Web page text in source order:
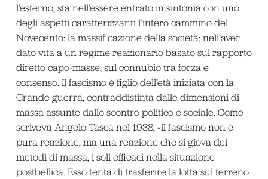
l’esterno, sta nell’essere entrato in sintonia con uno
degli aspetti caratterizzanti l’intero cammino del
Novecento: la massificazione della società; nell’aver
dato vita a un regime reazionario basato sul rapporto
diretto capo-masse, sul connubio tra forza e
consenso. Il fascismo è figlio dell’età iniziata con la
Grande guerra, contraddistinta dalle dimensioni di
massa assunte dallo scontro politico e sociale. Come
scriveva Angelo Tasca nel 1938, «il fascismo non è
pura reazione, ma una reazione che si giova dei
metodi di massa, i soli efficaci nella situazione
postbellica. Esso tenta di trasferire la lotta sul terreno